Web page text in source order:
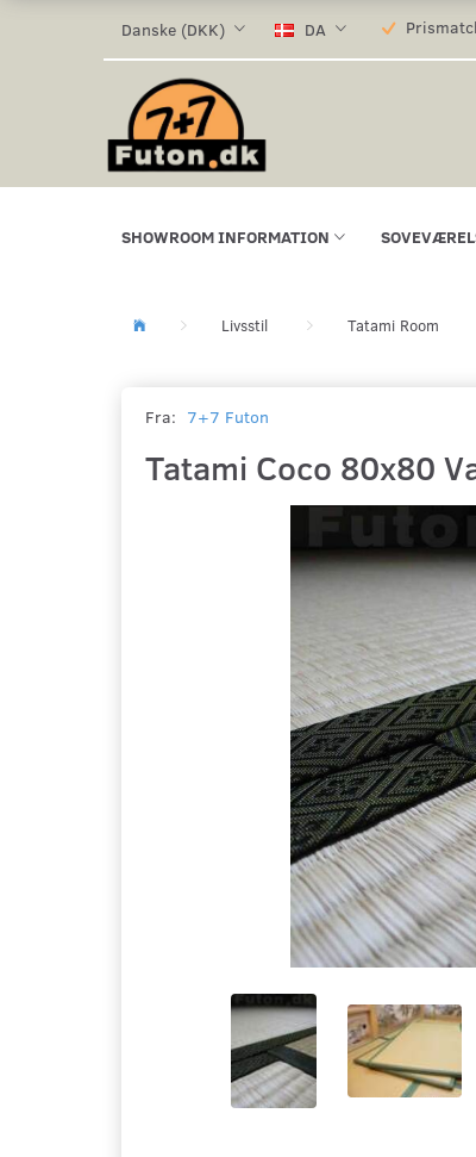
Danske (DKK) DA
SHOWROOM INFORMATION
Livsstil Tatami Room
Fra: 7+7 Futon
Tatami Coco 80x80